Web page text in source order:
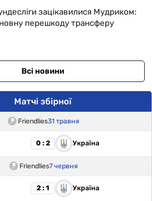
зацікавилися Мудриком:
перешкоду трансферу
Всі новини
Матчі збірної
Friendlies31 травня
0 : 2 Україна
Friendlies7 червня
2 : 1 Україна